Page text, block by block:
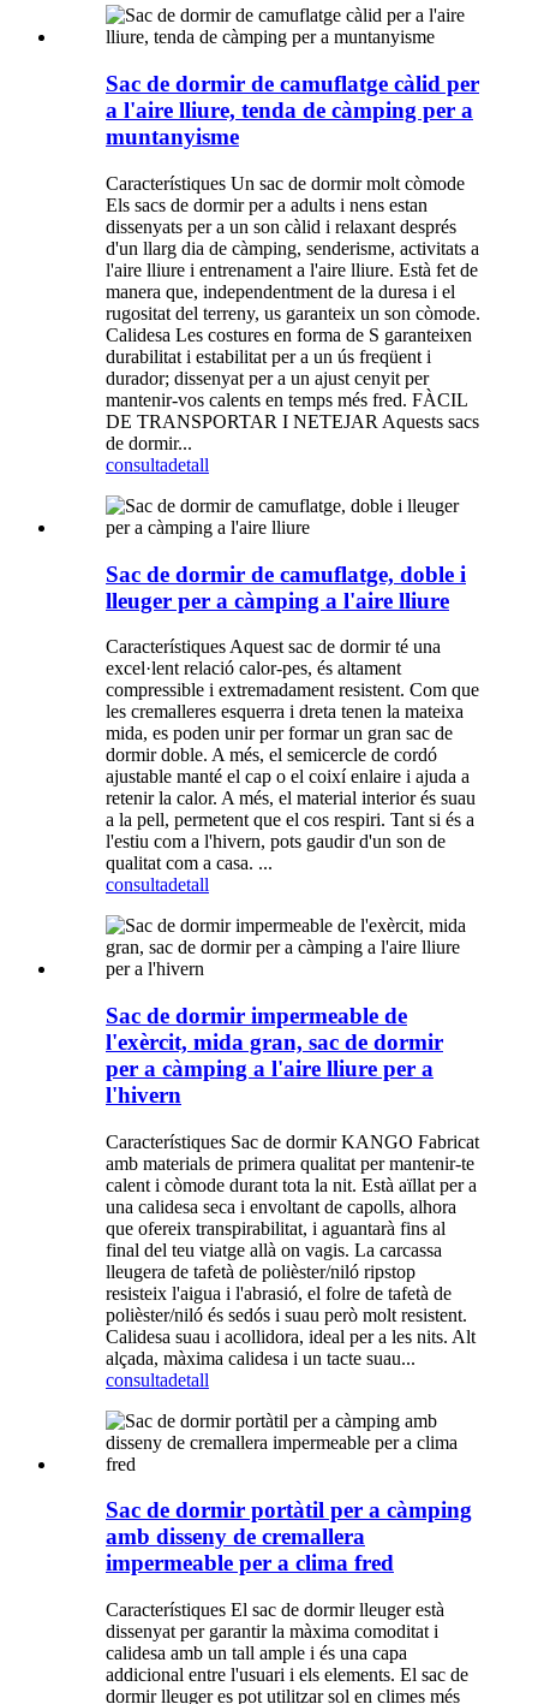
Sac de dormir de camuflatge càlid per
a l'aire lliure, tenda de càmping per a
muntanyisme
Característiques Un sac de dormir molt còmode
Els sacs de dormir per a adults i nens estan
dissenyats per a un son càlid i relaxant després
d'un llarg dia de càmping, senderisme, activitats a
l'aire lliure i entrenament a l'aire lliure. Està fet de
manera que, independentment de la duresa i el
rugositat del terreny, us garanteix un son còmode.
Calidesa Les costures en forma de S garanteixen
durabilitat i estabilitat per a un ús freqüent i
durador; dissenyat per a un ajust cenyit per
mantenir-vos calents en temps més fred. FÀCIL
DE TRANSPORTAR I NETEJAR Aquests sacs
de dormir...
consultadetall
Sac de dormir de camuflatge, doble i
lleuger per a càmping a l'aire lliure
Característiques Aquest sac de dormir té una
excel·lent relació calor-pes, és altament
compressible i extremadament resistent. Com que
les cremalleres esquerra i dreta tenen la mateixa
mida, es poden unir per formar un gran sac de
dormir doble. A més, el semicercle de cordó
ajustable manté el cap o el coixí enlaire i ajuda a
retenir la calor. A més, el material interior és suau
a la pell, permetent que el cos respiri. Tant si és a
l'estiu com a l'hivern, pots gaudir d'un son de
qualitat com a casa. ...
consultadetall
Sac de dormir impermeable de
l'exèrcit, mida gran, sac de dormir
per a càmping a l'aire lliure per a
l'hivern
Característiques Sac de dormir KANGO Fabricat
amb materials de primera qualitat per mantenir-te
calent i còmode durant tota la nit. Està aïllat per a
una calidesa seca i envoltant de capolls, alhora
que ofereix transpirabilitat, i aguantarà fins al
final del teu viatge allà on vagis. La carcassa
lleugera de tafetà de polièster/niló ripstop
resisteix l'aigua i l'abrasió, el folre de tafetà de
polièster/niló és sedós i suau però molt resistent.
Calidesa suau i acollidora, ideal per a les nits. Alt
alçada, màxima calidesa i un tacte suau...
consultadetall
Sac de dormir portàtil per a càmping
amb disseny de cremallera
impermeable per a clima fred
Característiques El sac de dormir lleuger està
dissenyat per garantir la màxima comoditat i
calidesa amb un tall ample i és una capa
addicional entre l'usuari i els elements. El sac de
dormir lleuger es pot utilitzar sol en climes més